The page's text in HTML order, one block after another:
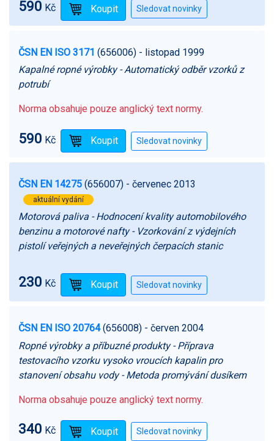
590 Kč
ČSN EN ISO 3171 (656006) - listopad 1999
Kapalné ropné výrobky - Automatický odběr vzorků z
potrubí
Norma obsahuje pouze anglický text normy.
590 Kč
ČSN EN 14275 (656007) - červenec 2013
aktuální vydání
Motorová paliva - Hodnocení kvality automobilového
benzinu a motorové nafty - Vzorkování z výdejních
pistolí veřejných a neveřejných čerpacích stanic
230 Kč
ČSN EN ISO 20764(656008) - červen 2004
Ropné výrobky a příbuzné produkty - Příprava
testovacího vzorku vysoko vroucích kapalin pro
stanovení obsahu vody - Metoda promývání dusíkem
Norma obsahuje pouze anglický text normy.
340 Kč